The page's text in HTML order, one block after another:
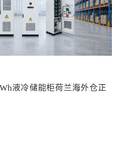
液冷储能柜荷兰海外仓正